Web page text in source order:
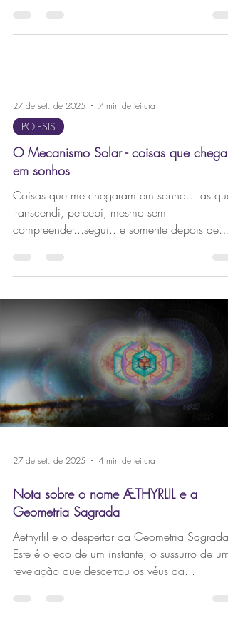
27 de set. de 2025 7 min de leitura
POIESIS
O Mecanismo Solar - coisas que chegam
em sonhos
Coisas que me chegaram em sonho... as
transcendi, percebi, mesmo sem
compreender...segui...e somente depois de
27 de set. de 2025 4 min de leitura
Nota sobre o nome ÆTHYRLIL e a
Geometria Sagrada
Aethyrlil e o despertar da Geometria Sagrada
Este é o eco de um instante, o sussurro de uma
revelação que descerrou os véus da...